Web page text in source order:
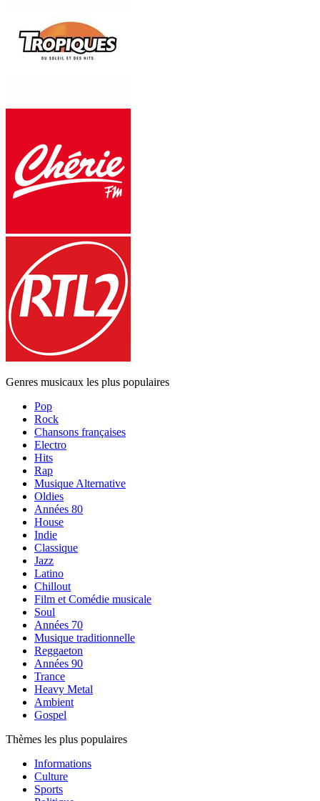
Genres musicaux les plus populaires
Pop
Rock
Chansons françaises
Electro
Hits
Rap
Musique Alternative
Oldies
Années 80
House
Indie
Classique
Jazz
Latino
Chillout
Film et Comédie musicale
Soul
Années 70
Musique traditionnelle
Reggaeton
Années 90
Trance
Heavy Metal
Ambient
Gospel
Thèmes les plus populaires
Informations
Culture
Sports